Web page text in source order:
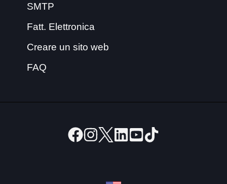
SMTP
Fatt. Elettronica
Creare un sito web
FAQ